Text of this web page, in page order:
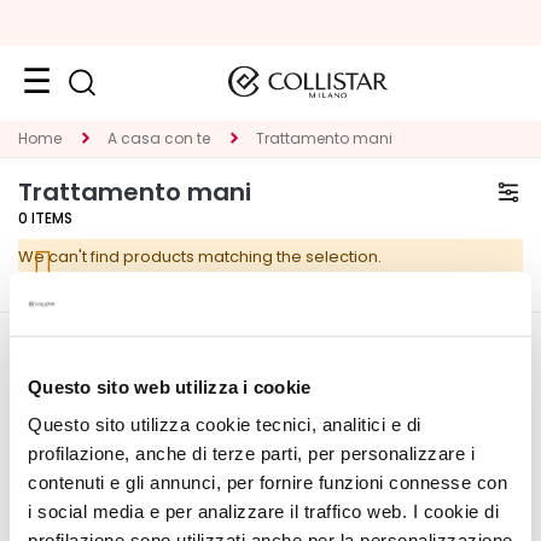
Questo sito web utilizza i cookie
Questo sito utilizza cookie tecnici, analitici e di
profilazione, anche di terze parti, per personalizzare i
contenuti e gli annunci, per fornire funzioni connesse con
i social media e per analizzare il traffico web. I cookie di
Face
C
A
T
E
G
Y
S
p
e
c
Home A casa con te Trattamento mani
Trattamento mani
0 ITEMS
We can't find products matching the selection.
Contact
Accessibility Statement
Address Book
My Orders
My Wishlist
My Returns